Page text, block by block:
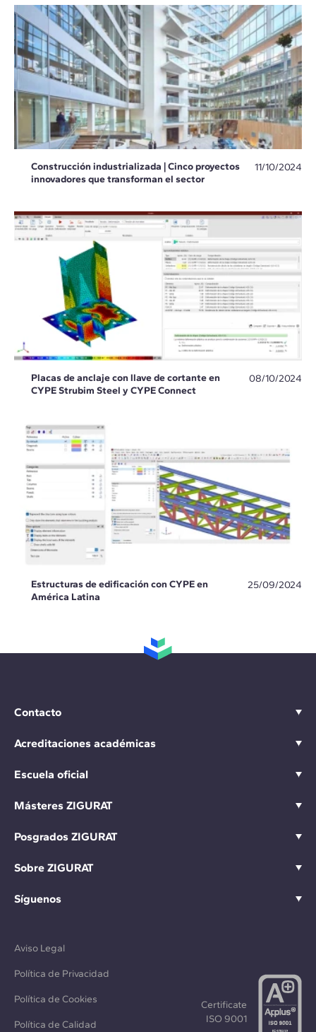
Construcción industrializada | Cinco proyectos
innovadores que transforman el sector
11/10/2024
Placas de anclaje con llave de cortante en
CYPE Strubim Steel y CYPE Connect
08/10/2024
Estructuras de edificación con CYPE en
América Latina
25/09/2024
Contacto
Acreditaciones académicas
Escuela oficial
Másteres ZIGURAT
Posgrados ZIGURAT
Sobre ZIGURAT
Síguenos
Aviso Legal
Política de Privacidad
Política de Cookies
Política de Calidad
Certificate
ISO 9001